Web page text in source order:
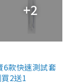
+2
6款快速測試套
2送1